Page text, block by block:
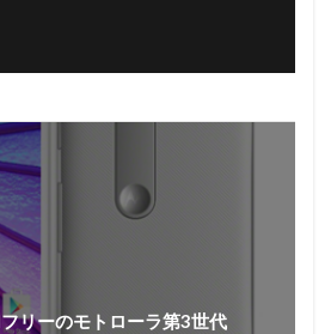
リーのモトローラ第3世代